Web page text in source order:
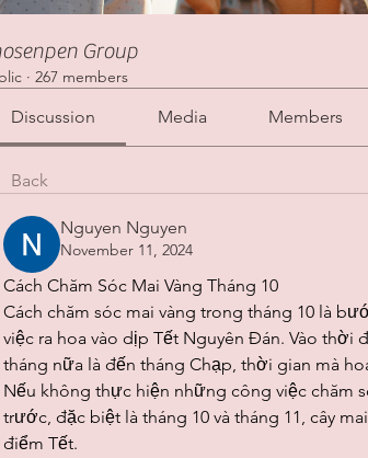
Group
· 267 members
Discussion Media Members
Back
Nguyen Nguyen
November 11, 2024
Cách Chăm Sóc Mai Vàng Tháng 10
Cách chăm sóc mai vàng trong tháng 10 là
việc ra hoa vào dịp Tết Nguyên Đán. Vào thời
tháng nữa là đến tháng Chạp, thời gian mà
Nếu không thực hiện những công việc chăm
trước, đặc biệt là tháng 10 và tháng 11, cây
điểm Tết.